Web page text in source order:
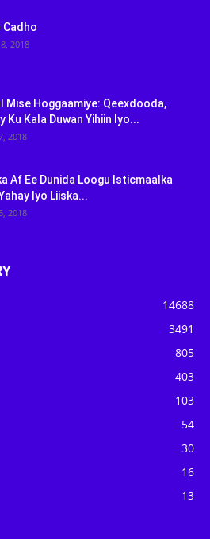
Cadho
2018
Mise Hoggaamiye: Qeexdooda,
Ku Kala Duwan Yihiin Iyo...
2018
Af Ee Dunida Loogu Isticmaalka
Iyo Liiska...
2018
14688
3491
805
403
103
54
30
16
13